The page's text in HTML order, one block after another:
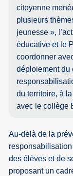
citoyenne
plusieurs
jeunesse »,
éducative et le
coordonner
déploiement du
du territoire, à
avec le collège
Au-delà de la
des élèves et de
proposant un